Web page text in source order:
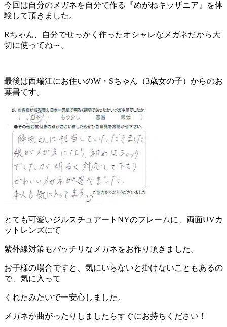
今回は自分のメガネを自分で作る『めがねキッザニア』を体
験して頂きました。
Rちゃん、自分でせっかく作ったオシャレなメガネだから大
切に使ってね～。
最後は西瑞江にお住いのW・Sちゃん（3歳女の子）からのお
葉書です。
とても可愛いジルスチュアートNYのフレームに、両面UVカ
ットレンズにて
紫外線対策もバッチリなメガネをお作り頂きました。
お子様の場合ですと、気にいらないと掛けないこともあるの
で、気に入って
くれたみたいで一安心しました。
メガネが曲がったりしましたらすぐにお持ちください！